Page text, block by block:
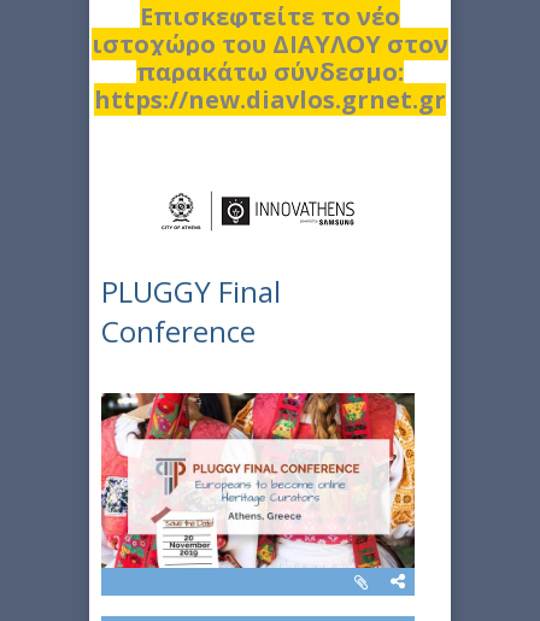
Επισκεφτείτε το νέο
ιστοχώρο του ΔΙΑΥΛΟΥ στον
παρακάτω σύνδεσμο:
https://new.diavlos.grnet.gr
PLUGGY Final
Conference